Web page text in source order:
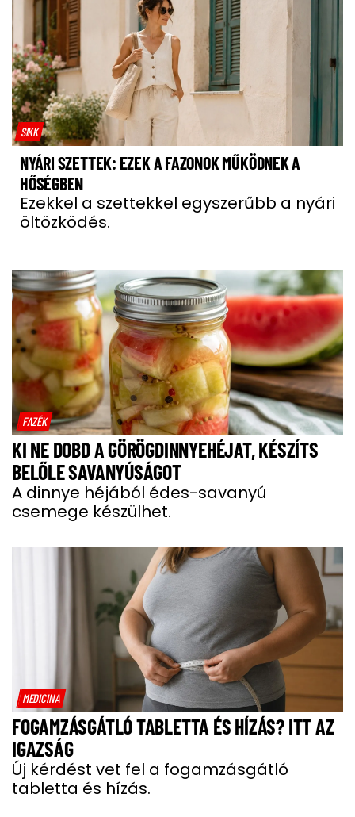
SIKK
NYÁRI SZETTEK: EZEK A FAZONOK MŰKÖDNEK A
HŐSÉGBEN
Ezekkel a szettekkel egyszerűbb a nyári
öltözködés.
FAZÉK
KI NE DOBD A GÖRÖGDINNYEHÉJAT, KÉSZÍTS
BELŐLE SAVANYÚSÁGOT
A dinnye héjából édes-savanyú
csemege készülhet.
MEDICINA
FOGAMZÁSGÁTLÓ TABLETTA ÉS HÍZÁS? ITT AZ
IGAZSÁG
Új kérdést vet fel a fogamzásgátló
tabletta és hízás.